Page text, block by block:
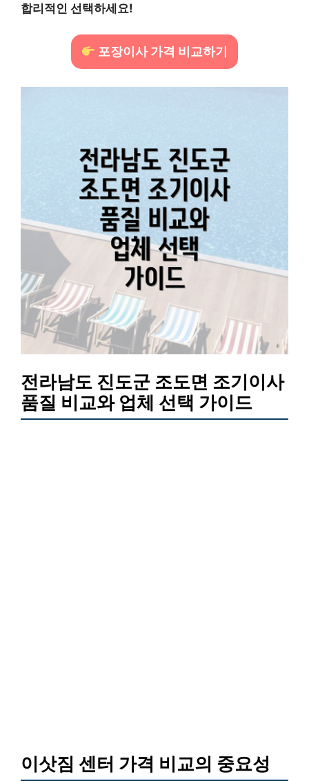
합리적인 선택하세요!
포장이사 가격 비교하기
전라남도 진도군 조도면 조기이사
품질 비교와 업체 선택 가이드
이삿짐 센터 가격 비교의 중요성